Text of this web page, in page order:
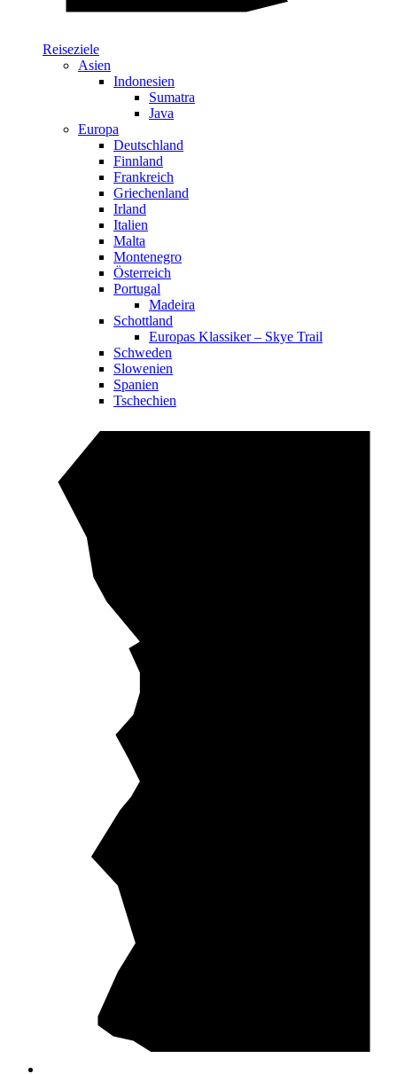
Reiseziele
Asien
Indonesien
Sumatra
Java
Europa
Deutschland
Finnland
Frankreich
Griechenland
Irland
Italien
Malta
Montenegro
Österreich
Portugal
Madeira
Schottland
Europas Klassiker – Skye Trail
Schweden
Slowenien
Spanien
Tschechien